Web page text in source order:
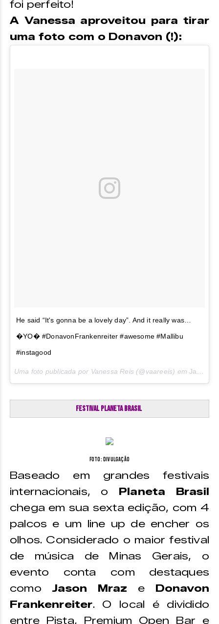
foi perfeito!
A Vanessa aproveitou para tirar
uma foto com o Donavon (!):
He said “It's gonna be a lovely day”. And it really was…
�YO� #DonavonFrankenreiter #awesome #Mallibu
#instagood
Uma foto publicada por Vanessa Reis (@vaareeis) emJan 27, 2017 às 6:58 PST
Festival Planeta Brasil
Foto: Divulgação
Baseado em grandes festivais
internacionais, o Planeta Brasil
chega em sua sexta edição, com 4
palcos e um line up de encher os
olhos. Considerado o maior festival
de música de Minas Gerais, o
evento conta com destaques
como Jason Mraz e Donavon
Frankenreiter. O local é dividido
entre Pista, Premium Open Bar e